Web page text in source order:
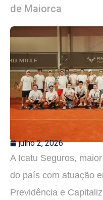
de Maiorca
julho 2, 2026
A Icatu Seguros,
do país com atuação
Previdência e